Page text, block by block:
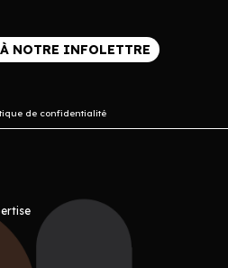
NOTRE INFOLETTRE
de confidentialité